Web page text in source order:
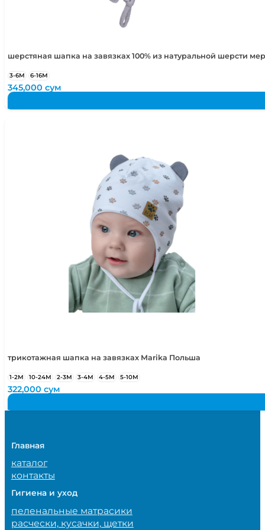
шерстяная шапка на завязках 100% из натуральной шерсти
3-6М 6-16М
345,000сум
трикотажная шапка на завязках Marika Польша
1-2М 10-24М 2-3М 3-4М 4-5М 5-10М
322,000сум
Главная
каталог
контакты
Гигиена и уход
пеленальные матрасики
расчески, кусачки, щетки